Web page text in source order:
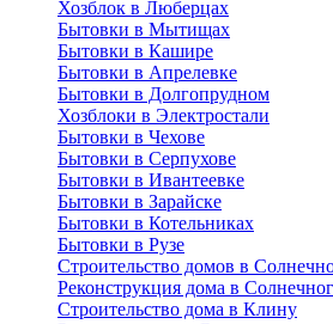
Хозблок в Люберцах
Бытовки в Мытищах
Бытовки в Кашире
Бытовки в Апрелевке
Бытовки в Долгопрудном
Хозблоки в Электростали
Бытовки в Чехове
Бытовки в Серпухове
Бытовки в Ивантеевке
Бытовки в Зарайске
Бытовки в Котельниках
Бытовки в Рузе
Строительство домов в
Реконструкция дома в
Строительство дома в Клину